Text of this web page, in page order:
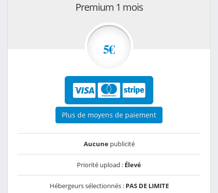
Premium 1 mois
5€
Plus de moyens de paiement
Aucunepublicité
Priorité upload : Élevé
Hébergeurs sélectionnés : PAS DE LIMITE